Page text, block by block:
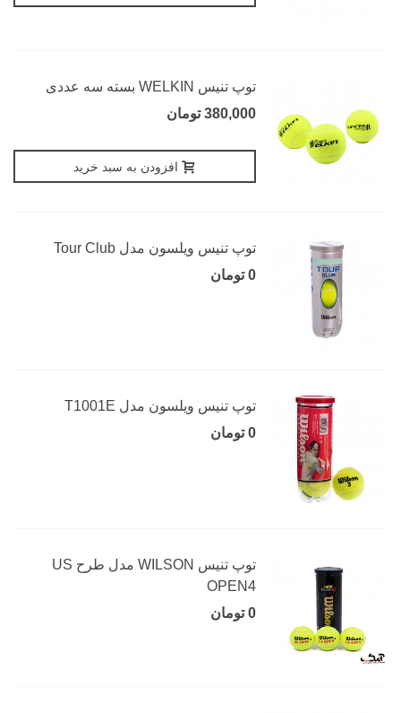
توپ تنیس WELKIN بسته سه عددی
380,000 تومان
افزودن به سبد خرید
توپ تنیس ویلسون مدل Tour Club
0 تومان
توپ تنیس ویلسون مدل T1001E
0 تومان
توپ تنیس WILSON مدل طرح US
OPEN4
0 تومان